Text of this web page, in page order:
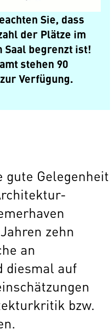
Sie, dass
der Plätze im
Saal begrenzt ist!
stehen 90
Verfügung.
gute Gelegenheit
zehn
an
diesmal auf
bzw.